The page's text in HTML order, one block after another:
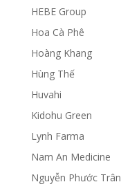
HEBE Group
Hoa Cà Phê
Hoàng Khang
Hùng Thế
Huvahi
Kidohu Green
Lynh Farma
Nam An Medicine
Nguyễn Phước Trân